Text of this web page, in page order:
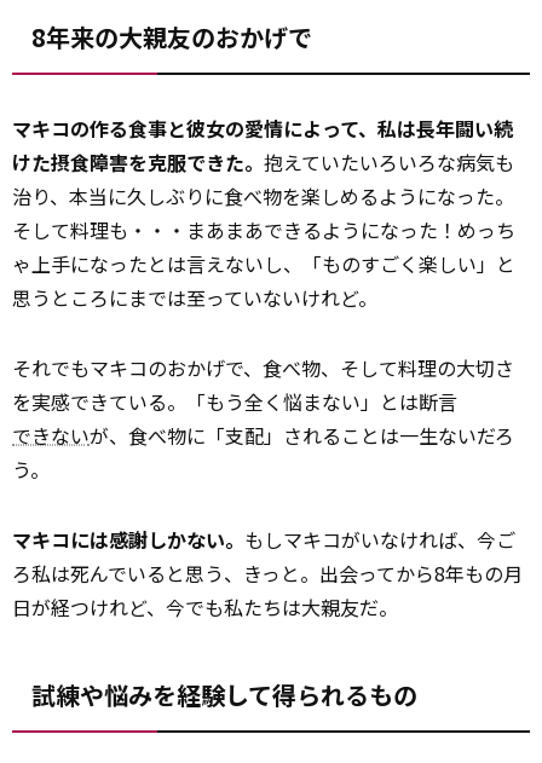
8年来の大親友のおかげで
マキコの作る食事と彼女の愛情によって、私は長年闘い続
けた摂食障害を克服できた。 抱えていたいろいろな病気も
治り、本当に久しぶりに食べ物を楽しめるようになった。
そして料理も・・・まあまあできるようになった！めっち
ゃ上手になったとは言えないし、「ものすごく楽しい」と
思うところにまでは至っていないけれど。
それでもマキコのおかげで、食べ物、そして料理の大切さ
を実感できている。「もう全く悩まない」とは断言
できないが、食べ物に「支配」されることは一生ないだろ
う。
マキコには感謝しかない。 もしマキコがいなければ、今ご
ろ私は死んでいると思う、きっと。出会ってから8年もの月
日が経つけれど、今でも私たちは大親友だ。
試練や悩みを経験して得られるもの